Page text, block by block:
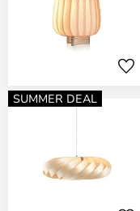
SUMMER DEAL